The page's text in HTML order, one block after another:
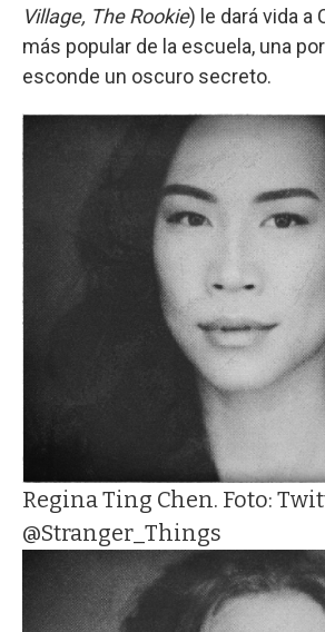
Village, The Rookie) le dará vida a
más popular de la escuela, una
esconde un oscuro secreto.
Regina Ting Chen. Foto:
@Stranger_Things